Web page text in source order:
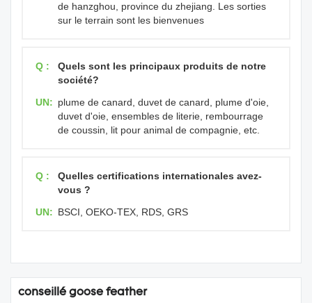
de hanzghou, province du zhejiang. Les sorties
sur le terrain sont les bienvenues
Q :
Quels sont les principaux produits de notre
société?
UN: plume de canard, duvet de canard, plume d'oie,
duvet d'oie, ensembles de literie, rembourrage
de coussin, lit pour animal de compagnie, etc.
Q :
Quelles certifications internationales avez-
vous ?
UN: BSCI, OEKO-TEX, RDS, GRS
conseillé goose feather